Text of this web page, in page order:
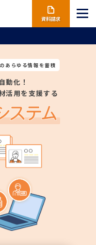
資料請求
あらゆる情報を蓄積
動化！
活用を支援する